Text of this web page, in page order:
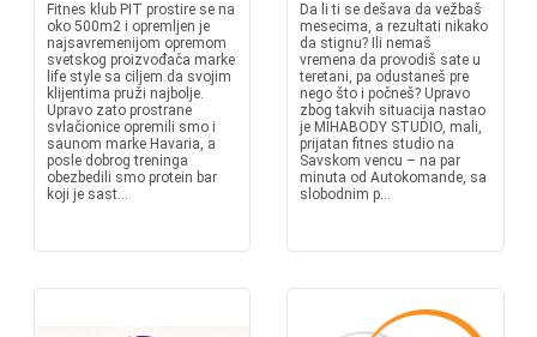
Fitnes klub PIT prostire se na
oko 500m2 i opremljen je
najsavremenijom opremom
svetskog proizvođača marke
life style sa ciljem da svojim
klijentima pruži najbolje.
Upravo zato prostrane
svlačionice opremili smo i
saunom marke Havaria, a
posle dobrog treninga
obezbedili smo protein bar
koji je sast...
Da li ti se dešava da vežbaš
mesecima, a rezultati nikako
da stignu? Ili nemaš
vremena da provodiš sate u
teretani, pa odustaneš pre
nego što i počneš? Upravo
zbog takvih situacija nastao
je MIHABODY STUDIO, mali,
prijatan fitnes studio na
Savskom vencu – na par
minuta od Autokomande, sa
slobodnim p...